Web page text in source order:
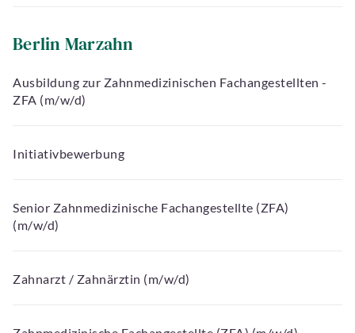
Berlin Marzahn
Ausbildung zur Zahnmedizinischen Fachangestellten -
ZFA (m/w/d)
Initiativbewerbung
Senior Zahnmedizinische Fachangestellte (ZFA)
(m/w/d)
Zahnarzt / Zahnärztin (m/w/d)